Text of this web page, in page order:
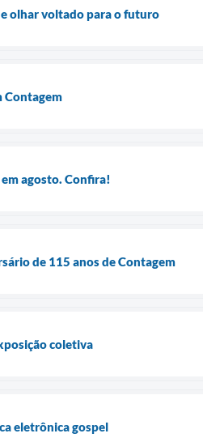
olhar voltado para o futuro
Contagem
agosto. Confira!
de 115 anos de Contagem
coletiva
eletrônica gospel